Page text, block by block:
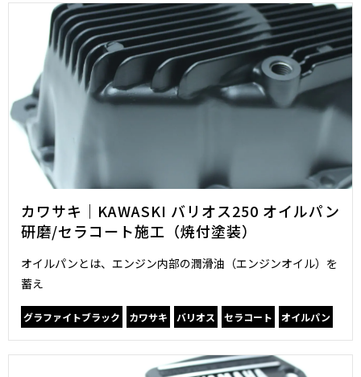
カワサキ｜KAWASKI バリオス250 オイルパン
研磨/セラコート施工（焼付塗装）
オイルパンとは、エンジン内部の潤滑油（エンジンオイル）を
蓄え
グラファイトブラック カワサキ バリオス セラコート オイルパン